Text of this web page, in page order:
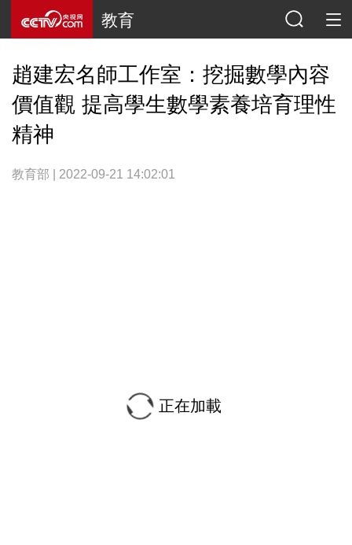
教育
趙建宏名師工作室：挖掘數學內容
價值觀 提高學生數學素養培育理性
精神
教育部 | 2022-09-21 14:02:01
正在加載